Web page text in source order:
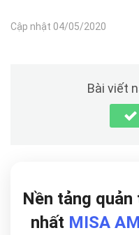
Cập nhật 04/05/2020
Bài viết
Nền tảng
nhất MISA